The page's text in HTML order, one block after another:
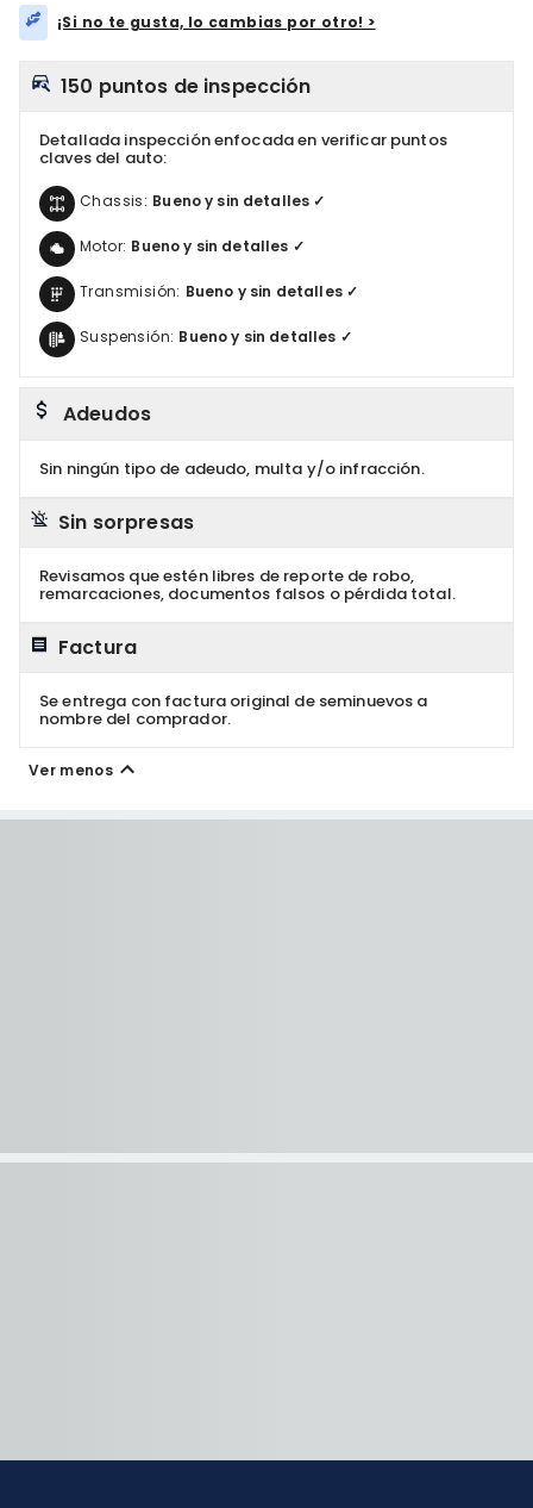
¡Si no te gusta, lo cambias por otro! >
150 puntos de inspección
Detallada inspección enfocada en verificar puntos
claves del auto:
Chassis: Bueno y sin detalles ✓
Motor: Bueno y sin detalles ✓
Transmisión: Bueno y sin detalles ✓
Suspensión: Bueno y sin detalles ✓
Adeudos
Sin ningún tipo de adeudo, multa y/o infracción.
Sin sorpresas
Revisamos que estén libres de reporte de robo,
remarcaciones, documentos falsos o pérdida total.
Factura
Se entrega con factura original de seminuevos a
nombre del comprador.
Ver menos